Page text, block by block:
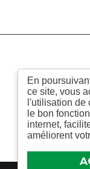
En
ce site, vous
l'utilisation de
le bon
internet,
améliorent